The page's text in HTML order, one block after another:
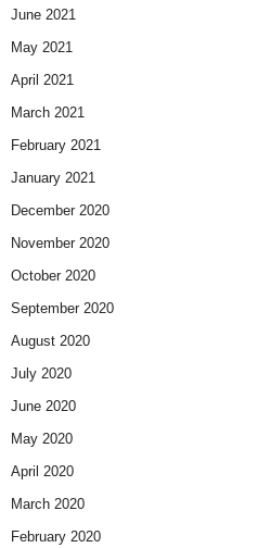
June 2021
May 2021
April 2021
March 2021
February 2021
January 2021
December 2020
November 2020
October 2020
September 2020
August 2020
July 2020
June 2020
May 2020
April 2020
March 2020
February 2020